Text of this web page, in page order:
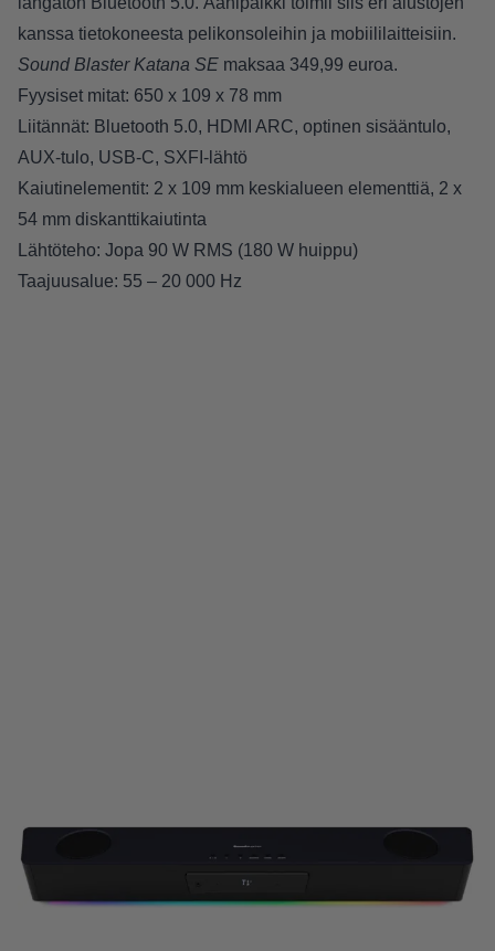
kanssa tietokoneesta pelikonsoleihin ja mobiililaitteisiin.
Sound Blaster Katana SE maksaa 349,99 euroa.
Fyysiset mitat: 650 x 109 x 78 mm
Liitännät: Bluetooth 5.0, HDMI ARC, optinen sisääntulo,
AUX-tulo, USB-C, SXFI-lähtö
Kaiutinelementit: 2 x 109 mm keskialueen elementtiä, 2 x
54 mm diskanttikaiutinta
Lähtöteho: Jopa 90 W RMS (180 W huippu)
Taajuusalue: 55 – 20 000 Hz